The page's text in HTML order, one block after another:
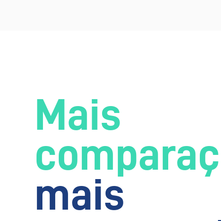
Mais
mais